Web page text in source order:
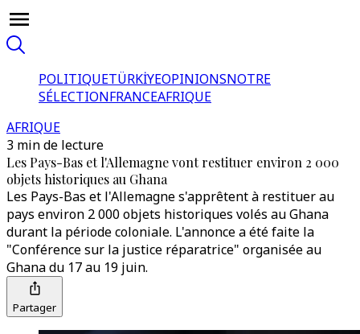
POLITIQUETÜRKİYEOPINIONSNOTRE
SÉLECTIONFRANCEAFRIQUE
AFRIQUE
3 min de lecture
Les Pays-Bas et l'Allemagne vont restituer environ 2 000
objets historiques au Ghana
Les Pays-Bas et l'Allemagne s'apprêtent à restituer au
pays environ 2 000 objets historiques volés au Ghana
durant la période coloniale. L'annonce a été faite la
"Conférence sur la justice réparatrice" organisée au
Ghana du 17 au 19 juin.
Partager